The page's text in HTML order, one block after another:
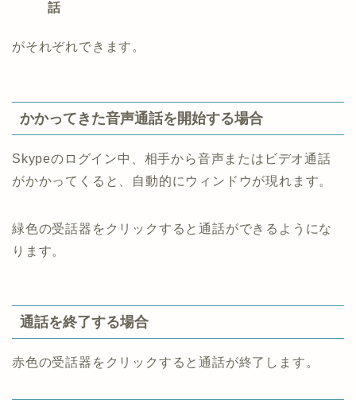
話
がそれぞれできます。
かかってきた音声通話を開始する場合
Skypeのログイン中、相手から音声またはビデオ通話
がかかってくると、自動的にウィンドウが現れます。
緑色の受話器をクリックすると通話ができるようにな
ります。
通話を終了する場合
赤色の受話器をクリックすると通話が終了します。